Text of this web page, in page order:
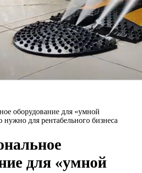
оборудование для «умной
нужно для рентабельного бизнеса
для «умной